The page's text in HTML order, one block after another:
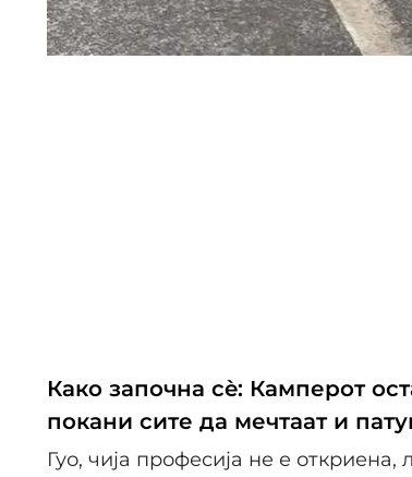
Како започна сè: Камперот
покани сите да мечтаат и
Гуо, чија професија не е откриена,